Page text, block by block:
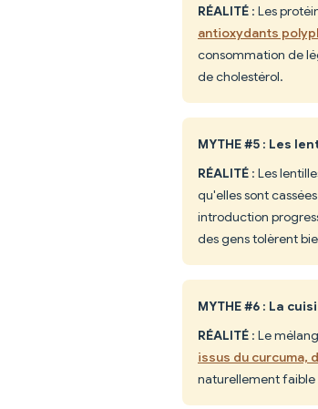
RÉALITÉ : Les
antioxydants
consommation de
de cholestérol.
MYTHE #5 : Les
RÉALITÉ : Les
qu'elles sont
introduction
des gens tolèrent
MYTHE #6 : La
RÉALITÉ : Le
issus du curcuma,
naturellement faible